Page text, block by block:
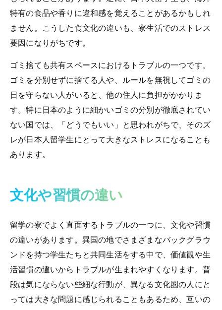
特有の食品や香りに違和感を覚えることがあるかもしれ
ません。こうした食文化の違いも、寮生活でのストレス
要因になりがちです。
ゴミ捨ても共有スペースにおけるトラブルの一つです。
ゴミを分別せずに捨てる人や、ルールを無視してゴミの
日を守らない人がいると、他の住人に負担がかかりま
す。特に日本のように細かいゴミの分別が徹底されてい
ない国では、「どうでもいい」と思われがちで、そのズ
レが日本人留学生にとって大きなストレスになることも
あります。
文化や習慣の違い
留学の寮でよく直面するトラブルの一つに、文化や習慣
の違いがあります。異国の地でさまざまなバックグラウ
ンドを持つ学生たちと共同生活をする中で、価値観や生
活習慣の違いからトラブルが生まれやすくなります。普
段は気にならない些細な行動が、異なる文化圏の人にと
っては大きな問題に感じられることもあるため、互いの